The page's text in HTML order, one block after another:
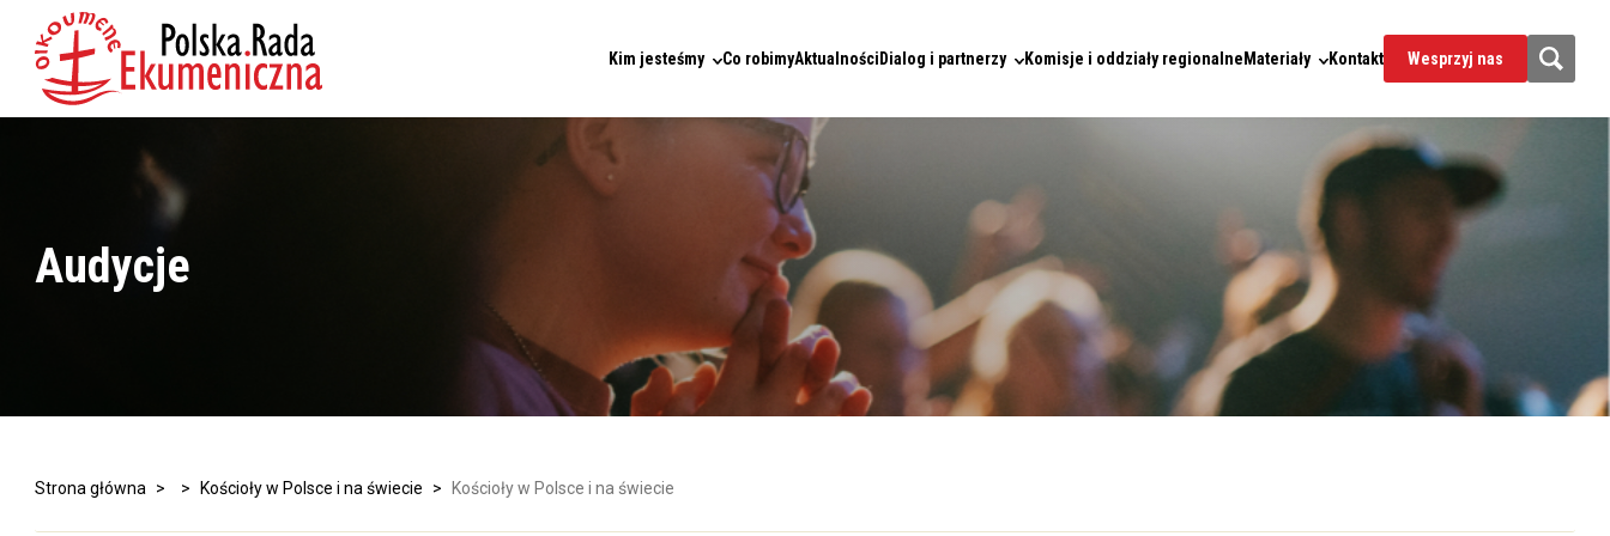
Kim jesteśmy Co robimyAktualnościDialog i partnerzy Komisje i oddziały regionalneMateriały Kontakt Wesprzyj nas
Audycje
Strona główna > > Kościoły w Polsce i na świecie > Kościoły w Polsce i na świecie